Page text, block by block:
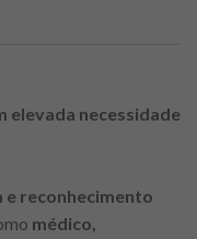
elevada necessidade
e reconhecimento
médico,